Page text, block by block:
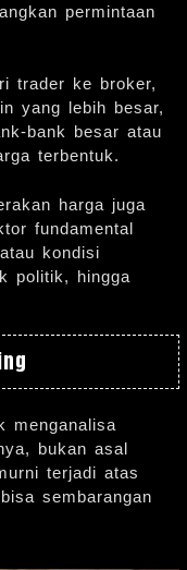
permintaan
trader ke broker,
yang lebih besar,
bank besar atau
terbentuk.
harga juga
fundamental
kondisi
politik, hingga
menganalisa
bukan asal
terjadi atas
sembarangan